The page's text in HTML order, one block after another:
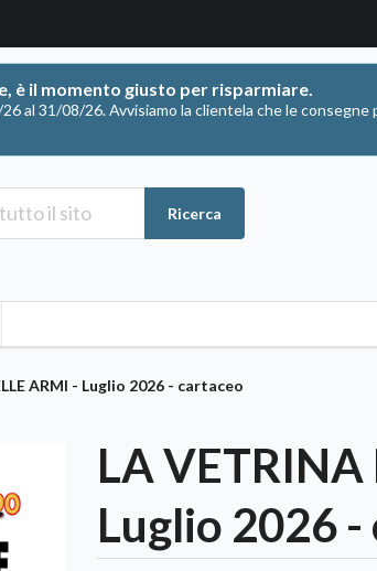
è il momento giusto per risparmiare.
al 31/08/26. Avvisiamo la clientela che le
Ricerca
ARMI - Luglio 2026 - cartaceo
LA VETRINA
Luglio 2026